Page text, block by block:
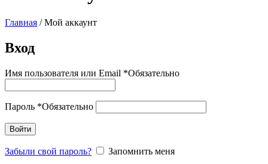
Главная /Мой аккаунт
Вход
Имя пользователя или Email *Обязательно
Пароль *Обязательно
Войти
Забыли свой пароль? Запомнить меня